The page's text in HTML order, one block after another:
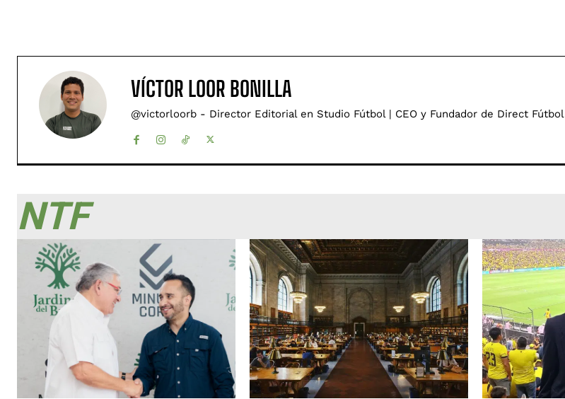
VÍCTOR LOOR BONILLA
@victorloorb - Director Editorial en Studio Fútbol | CEO y Fundador de Direct Fútbol
NTF